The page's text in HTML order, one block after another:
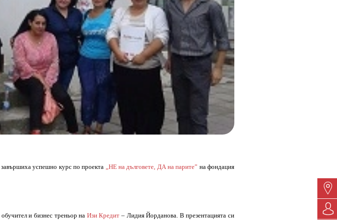
завършиха успешно курс по проекта „НЕ на дълговете, ДА на парите” на фондация
и бизнес треньор на Изи Кредит – Лидия Йорданова. В презентацията си